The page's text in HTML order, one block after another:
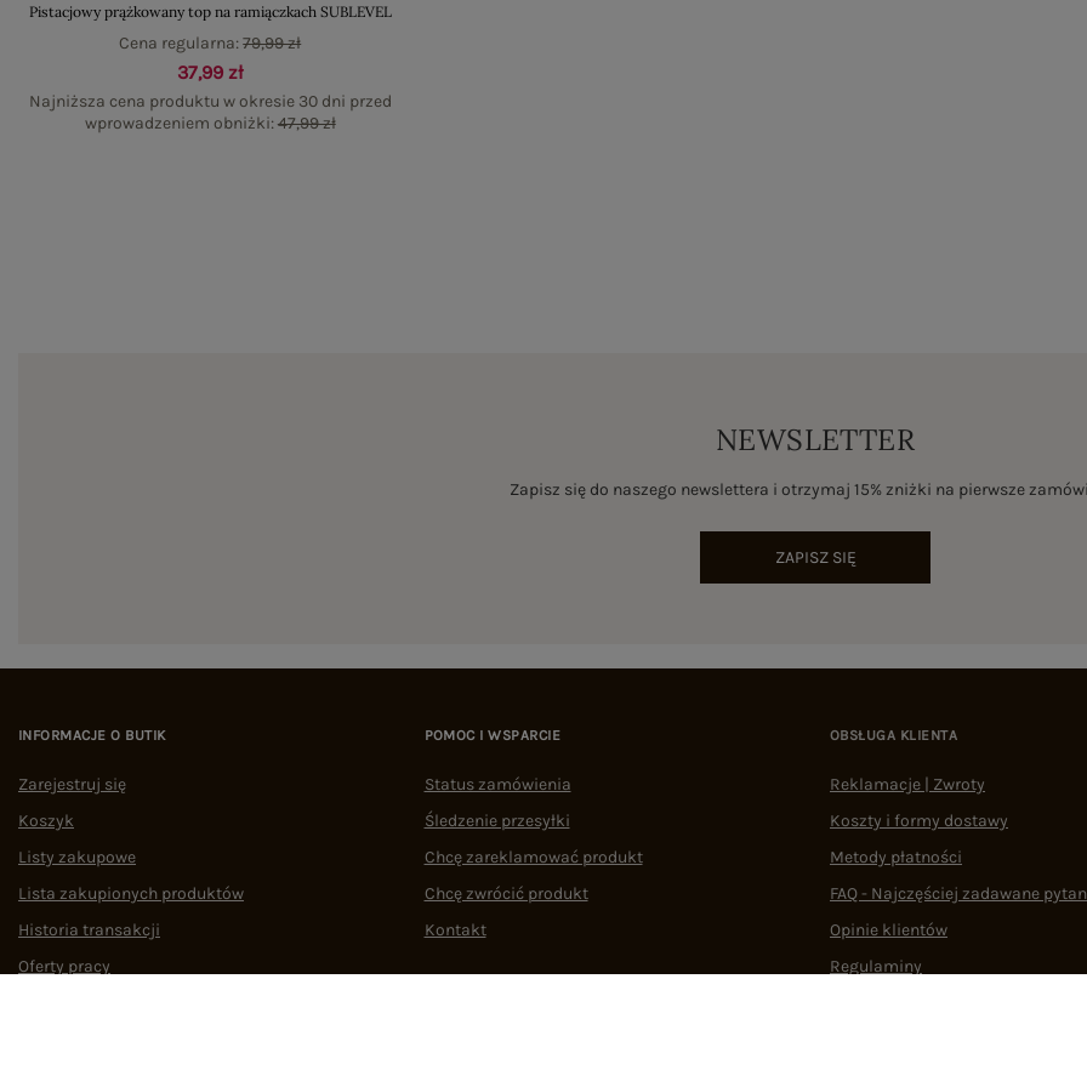
Pistacjowy prążkowany top na ramiączkach SUBLEVEL
37,99 zł
Najniższa cena produktu w okresie 30 dni przed
wprowadzeniem obniżki:47,99 zł
Cena regularna:79,99 zł
NEWSLETTER
Zapisz się do naszego newslettera i otrzymaj 15% zniżki na pierwsze
ZAPISZ SIĘ
INFORMACJE O BUTIK
Zarejestruj się
Koszyk
Listy zakupowe
Lista zakupionych produktów
Historia transakcji
Oferty pracy
POMOC I WSPARCIE
Status zamówienia
Śledzenie przesyłki
Chcę zareklamować produkt
Chcę zwrócić produkt
Kontakt
OBSŁUGA KLIENTA
Reklamacje | Zwroty
Koszty i formy dostawy
Metody płatności
FAQ - Najczęściej zadawane
Opinie klientów
Regulaminy